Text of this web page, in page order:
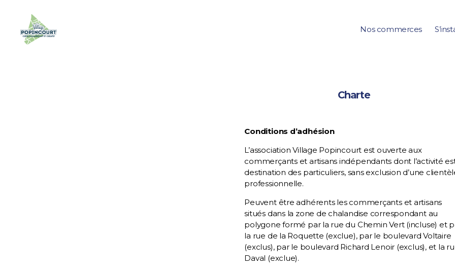
Nos commerces
Charte
Conditions d’adhésion
L’association Village Popincourt est ouverte aux
commerçants et artisans indépendants dont l’activité
destination des particuliers, sans exclusion d’une
professionnelle.
Peuvent être adhérents les commerçants et artisans
situés dans la zone de chalandise correspondant au
polygone formé par la rue du Chemin Vert (incluse) et
la rue de la Roquette (exclue), par le boulevard Voltaire
(exclus), par le boulevard Richard Lenoir (exclus), et la
Daval (exclue).